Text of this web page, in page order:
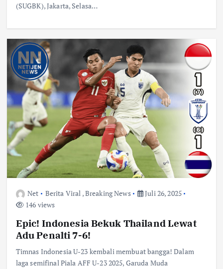
(SUGBK), Jakarta, Selasa…
Net Berita Viral ,Breaking News
Juli 26, 2025
146 views
Epic! Indonesia Bekuk Thailand Lewat
Adu Penalti 7-6!
Timnas Indonesia U-23 kembali membuat bangga! Dalam
laga semifinal Piala AFF U-23 2025, Garuda Muda